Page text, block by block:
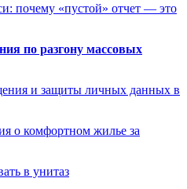
почему «пустой» отчет — это
по разгону массовых
и защиты личных данных в
о комфортном жилье за
в унитаз